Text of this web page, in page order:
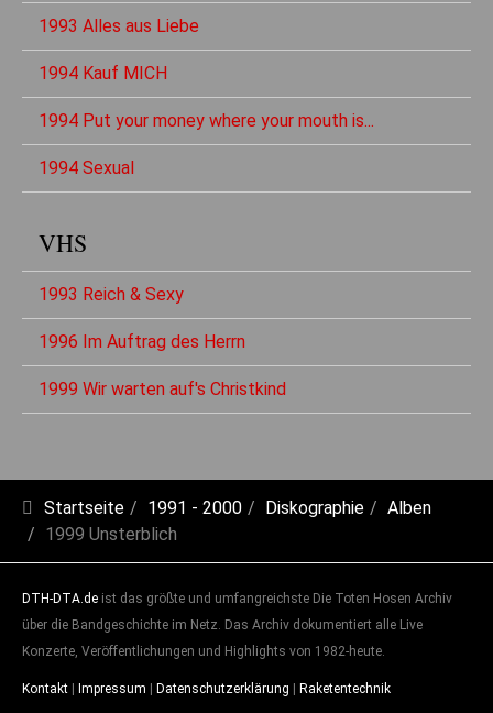
1993 Alles aus Liebe
1994 Kauf MICH
1994 Put your money where your mouth is...
1994 Sexual
VHS
1993 Reich & Sexy
1996 Im Auftrag des Herrn
1999 Wir warten auf's Christkind
Startseite 1991 - 2000 Diskographie
Alben
1999 Unsterblich
DTH-DTA.de ist das größte und umfangreichste Die Toten Hosen Archiv
über die Bandgeschichte im Netz. Das Archiv dokumentiert alle Live
Konzerte, Veröffentlichungen und Highlights von 1982-heute.
Kontakt Impressum Datenschutzerklärung Raketentechnik